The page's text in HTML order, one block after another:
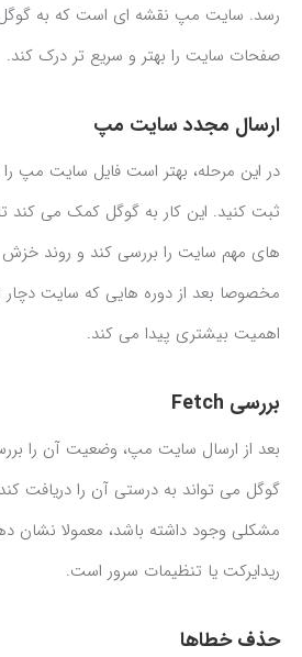
رسد. سایت مپ نقشه ای است که به
صفحات سایت را بهتر و سریع تر درک کند.
ارسال مجدد سایت مپ
در این مرحله، بهتر است فایل سایت مپ
های مهم سایت را بررسی کند و روند خزش
مخصوصا بعد از دوره هایی که سایت دچار
اهمیت بیشتری پیدا می کند.
بررسی Fetch
بعد از ارسال سایت مپ، وضعیت آن را
گوگل می تواند به درستی آن را دریافت
مشکلی وجود داشته باشد، معمولا نشان
ریدایرکت یا تنظیمات سرور است.
حذف خطاها